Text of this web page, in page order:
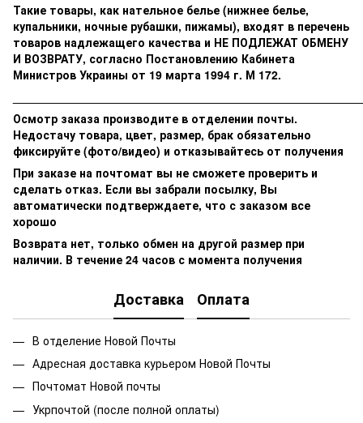
Такие товары, как нательное белье (нижнее белье,
купальники, ночные рубашки, пижамы), входят в перечень
товаров надлежащего качества и НЕ ПОДЛЕЖАТ ОБМЕНУ
И ВОЗВРАТУ, согласно Постановлению Кабинета
Министров Украины от 19 марта 1994 г. М 172.
Осмотр заказа производите в отделении почты.
Недостачу товара, цвет, размер, брак обязательно
фиксируйте (фото/видео) и отказывайтесь от получения
При заказе на почтомат вы не сможете проверить и
сделать отказ. Если вы забрали посылку, Вы
автоматически подтверждаете, что с заказом все
хорошо
Возврата нет, только обмен на другой размер при
наличии. В течение 24 часов с момента получения
Доставка Оплата
В отделение Новой Почты
Адресная доставка курьером Новой Почты
Почтомат Новой почты
Укрпочтой (после полной оплаты)